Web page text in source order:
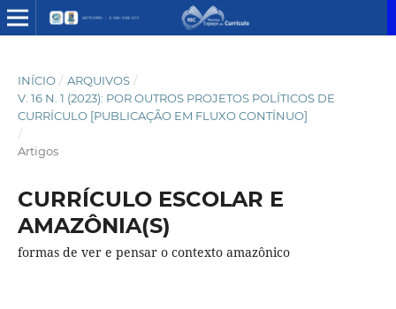
INÍCIO / ARQUIVOS /
V. 16 N. 1 (2023): POR OUTROS PROJETOS POLÍTICOS DE
CURRÍCULO [PUBLICAÇÃO EM FLUXO CONTÍNUO]
/
Artigos
CURRÍCULO ESCOLAR E
AMAZÔNIA(S)
formas de ver e pensar o contexto amazônico